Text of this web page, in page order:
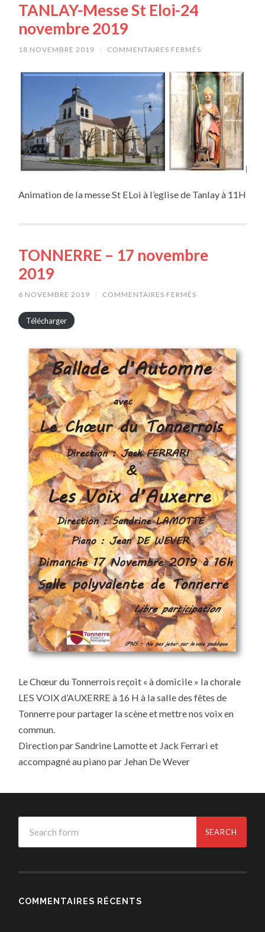
TANLAY-Messe St Eloi-24
novembre 2019
18 NOVEMBRE 2019 / COMMENTAIRES FERMÉS
ST
ELOI-
24
NOVEMBRE
2019
Animation de la messe St ELoi à l’eglise de Tanlay à 11H
TONNERRE – 17 novembre
2019
6 NOVEMBRE 2019 / COMMENTAIRES FERMÉS
Télécharger
Le Chœur du Tonnerrois reçoit « à domicile » la chorale
LES VOIX d’AUXERRE à 16 H à la salle des fêtes de
Tonnerre pour partager la scène et mettre nos voix en
commun.
Direction par Sandrine Lamotte et Jack Ferrari et
accompagné au piano par Jehan De Wever
COMMENTAIRES RÉCENTS